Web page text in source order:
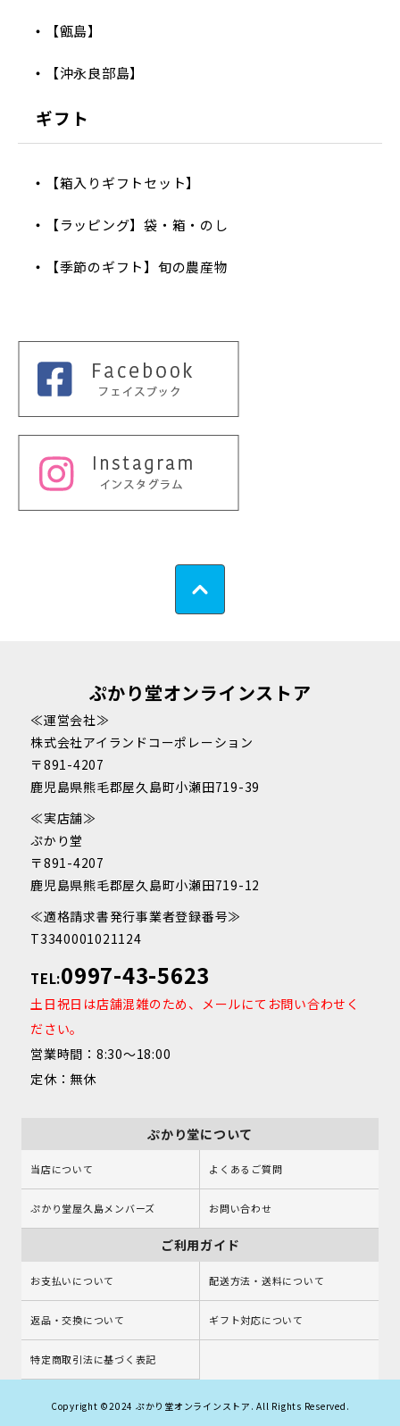
【甑島】
【沖永良部島】
ギフト
【箱入りギフトセット】
【ラッピング】袋・箱・のし
【季節のギフト】旬の農産物
ぷかり堂オンラインストア
≪運営会社≫
株式会社アイランドコーポレーション
〒891-4207
鹿児島県熊毛郡屋久島町小瀬田719-39
≪実店舗≫
ぷかり堂
〒891-4207
鹿児島県熊毛郡屋久島町小瀬田719-12
≪適格請求書発行事業者登録番号≫
T3340001021124
TEL:0997-43-5623
土日祝日は店舗混雑のため、メールにてお問い合わせく
ださい。
営業時間：8:30～18:00
定休：無休
ぷかり堂について
当店について よくあるご質問
ぷかり堂屋久島メンバーズ お問い合わせ
ご利用ガイド
お支払いについて 配送方法・送料について
返品・交換について ギフト対応について
特定商取引法に基づく表記
Copyright ©2024 ぷかり堂オンラインストア. All Rights Reserved.